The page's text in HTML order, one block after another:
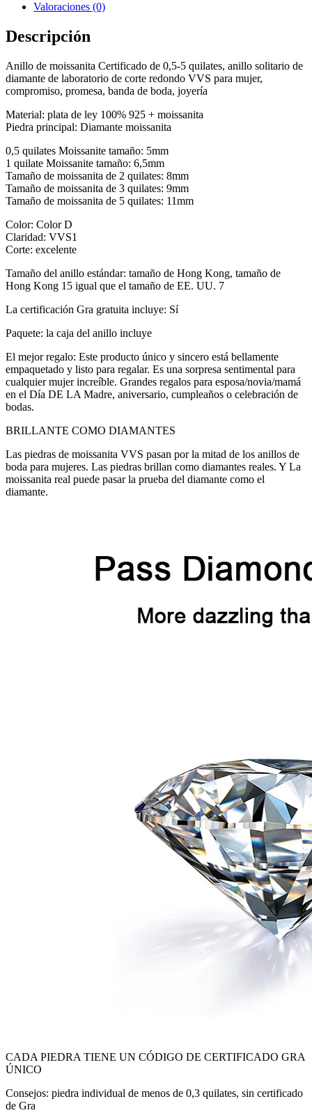
Valoraciones (0)
Descripción
Anillo de moissanita Certificado de 0,5-5 quilates, anillo solitario de
diamante de laboratorio de corte redondo VVS para mujer,
compromiso, promesa, banda de boda, joyería
Material: plata de ley 100% 925 + moissanita
Piedra principal: Diamante moissanita
0,5 quilates Moissanite tamaño: 5mm
1 quilate Moissanite tamaño: 6,5mm
Tamaño de moissanita de 2 quilates: 8mm
Tamaño de moissanita de 3 quilates: 9mm
Tamaño de moissanita de 5 quilates: 11mm
Color: Color D
Claridad: VVS1
Corte: excelente
Tamaño del anillo estándar: tamaño de Hong Kong, tamaño de
Hong Kong 15 igual que el tamaño de EE. UU. 7
La certificación Gra gratuita incluye: Sí
Paquete: la caja del anillo incluye
El mejor regalo: Este producto único y sincero está bellamente
empaquetado y listo para regalar. Es una sorpresa sentimental para
cualquier mujer increíble. Grandes regalos para esposa/novia/mamá
en el Día DE LA Madre, aniversario, cumpleaños o celebración de
bodas.
BRILLANTE COMO DIAMANTES
Las piedras de moissanita VVS pasan por la mitad de los anillos de
boda para mujeres. Las piedras brillan como diamantes reales. Y La
moissanita real puede pasar la prueba del diamante como el
diamante.
CADA PIEDRA TIENE UN CÓDIGO DE CERTIFICADO GRA
ÚNICO
Consejos: piedra individual de menos de 0,3 quilates, sin certificado
de Gra